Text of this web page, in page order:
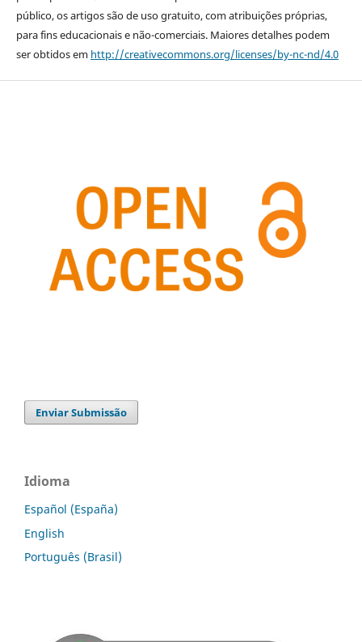
público, os artigos são de uso gratuito, com atribuições próprias,
para fins educacionais e não-comerciais. Maiores detalhes podem
ser obtidos em http://creativecommons.org/licenses/by-nc-nd/4.0
Enviar Submissão
Idioma
Español (España)
English
Português (Brasil)